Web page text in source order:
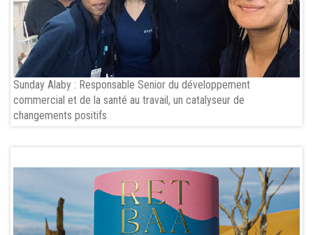
Sunday Alaby : Responsable Senior du développement
commercial et de la santé au travail, un catalyseur de
changements positifs